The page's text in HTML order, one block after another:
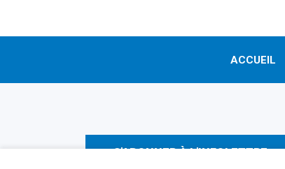
ACCUEIL
S'ABONNER À L'INFOLETTRE